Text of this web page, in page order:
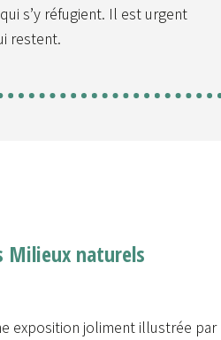
s’y réfugient. Il est urgent
restent.
Milieux naturels
exposition joliment illustrée par